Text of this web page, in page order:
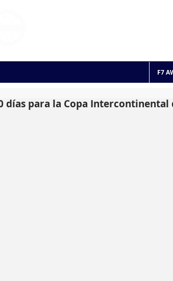
F7
días para la Copa Intercontinental